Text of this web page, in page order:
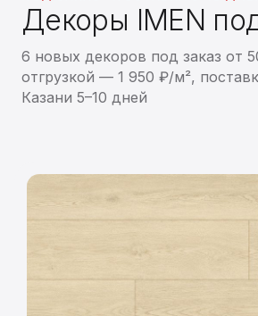
Декоры IMEN
6 новых декоров под заказ от
отгрузкой — 1 950 ₽/м²,
Казани 5–10 дней